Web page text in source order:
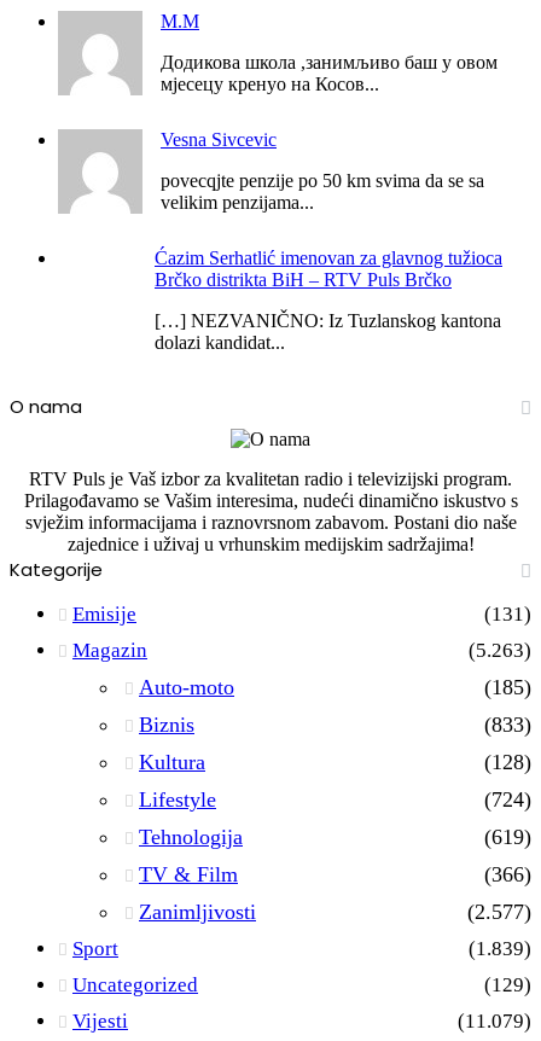
М.М
Додикова школа ,занимљиво баш у овом
мјесецу кренуо на Косов...
Vesna Sivcevic
povecqjte penzije po 50 km svima da se sa
velikim penzijama...
Ćazim Serhatlić imenovan za glavnog tužioca
Brčko distrikta BiH – RTV Puls Brčko
[…] NEZVANIČNO: Iz Tuzlanskog kantona
dolazi kandidat...
O nama
RTV Puls je Vaš izbor za kvalitetan radio i televizijski program.
Prilagođavamo se Vašim interesima, nudeći dinamično iskustvo s
svježim informacijama i raznovrsnom zabavom. Postani dio naše
zajednice i uživaj u vrhunskim medijskim sadržajima!
Kategorije
Emisije
(131)
Magazin
(5.263)
Auto-moto
(185)
Biznis
(833)
Kultura
(128)
Lifestyle
(724)
Tehnologija
(619)
TV & Film
(366)
Zanimljivosti
(2.577)
Sport
(1.839)
Uncategorized
(129)
Vijesti
(11.079)